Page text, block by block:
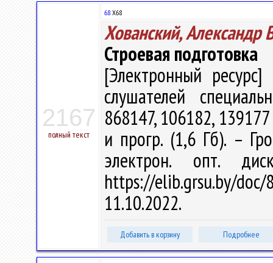
2167
полный текст
68 Х68
Хованский, Александр
Строевая подготовка
[Электронный
слушателей
868147, 106182,
и прогр. (1,6 Гб). –
электрон. опт.
https://elib.grsu.by/
11.10.2022.
Добавить в корзину Подробнее